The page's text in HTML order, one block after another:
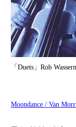
「Duets」Rob
Moondance / Van